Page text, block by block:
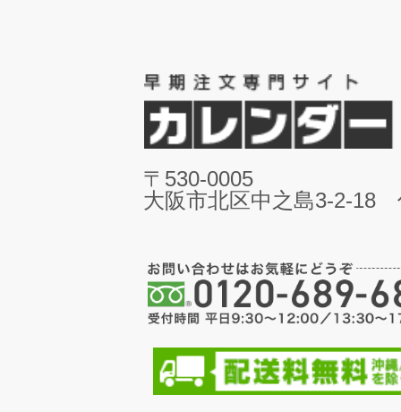
〒530-0005
大阪市北区中之島3-2-18